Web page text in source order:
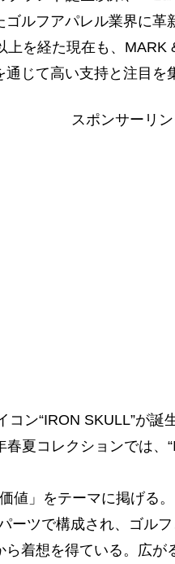
ルフアパレル業界に革
上を経た現在も、
じて高い支持と注目を
スポンサーリン
ン“IRON SKULL”が
夏コレクションでは、
値」をテーマに掲げる
ーツで構成され、ゴル
着想を得ている。広